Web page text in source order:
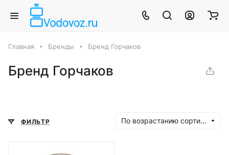
Главная Бренды Бренд Горчаков
Бренд Горчаков
ФИЛЬТР По возрастанию сортировки